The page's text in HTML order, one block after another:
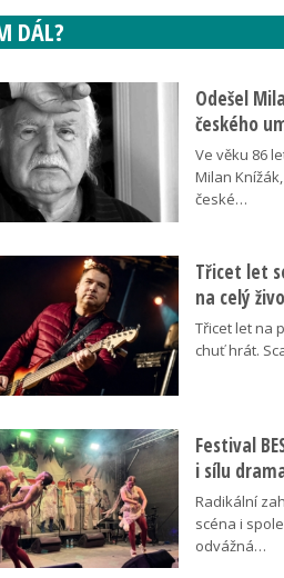
DÁL?
Odešel
českého
Ve věku 86
Milan
české…
Třicet let
na celý
Třicet let na
chuť hrát.
Festival
i sílu
Radikální
scéna i
odvážná…